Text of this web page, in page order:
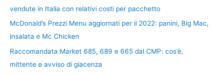
vendute in Italia con relativi costi per pacchetto
McDonald’s Prezzi Menu aggiornati per il 2022: panini, Big Mac,
insalata e Mc Chicken
Raccomandata Market 685, 689 e 665 dal CMP: cos’è,
mittente e avviso di giacenza